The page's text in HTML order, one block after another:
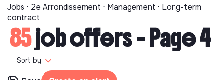
Jobs ⋅ 2e Arrondissement ⋅ Management ⋅ Long-term
contract
85job offers - Page 4
Sort by